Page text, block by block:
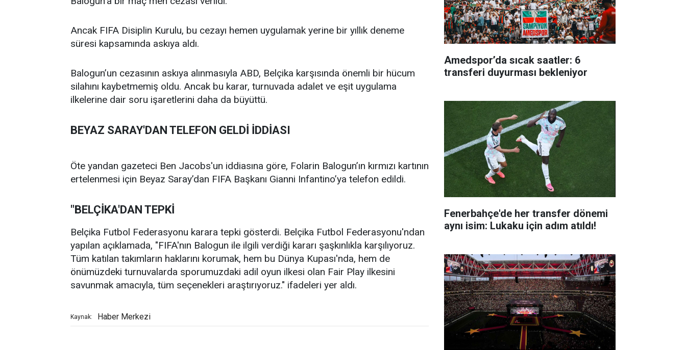
Ancak FIFA Disiplin Kurulu, bu cezayı hemen uygulamak yerine bir yıllık deneme
süresi kapsamında askıya aldı.
Balogun’un cezasının askıya alınmasıyla ABD, Belçika karşısında önemli bir hücum
silahını kaybetmemiş oldu. Ancak bu karar, turnuvada adalet ve eşit uygulama
ilkelerine dair soru işaretlerini daha da büyüttü.
BEYAZ SARAY'DAN TELEFON GELDİ İDDİASI
Öte yandan gazeteci Ben Jacobs'un iddiasına göre, Folarin Balogun’ın kırmızı kartının
ertelenmesi için Beyaz Saray’dan FIFA Başkanı Gianni Infantino’ya telefon edildi.
"BELÇİKA'DAN TEPKİ
Belçika Futbol Federasyonu karara tepki gösterdi. Belçika Futbol Federasyonu'ndan
yapılan açıklamada, "FIFA'nın Balogun ile ilgili verdiği kararı şaşkınlıkla karşılıyoruz.
Tüm katılan takımların haklarını korumak, hem bu Dünya Kupası'nda, hem de
önümüzdeki turnuvalarda sporumuzdaki adil oyun ilkesi olan Fair Play ilkesini
savunmak amacıyla, tüm seçenekleri araştırıyoruz." ifadeleri yer aldı.
Kaynak: Haber Merkezi
Amedspor’da sıcak saatler: 6
transferi duyurması bekleniyor
Fenerbahçe'de her transfer dönemi
aynı isim: Lukaku için adım atıldı!